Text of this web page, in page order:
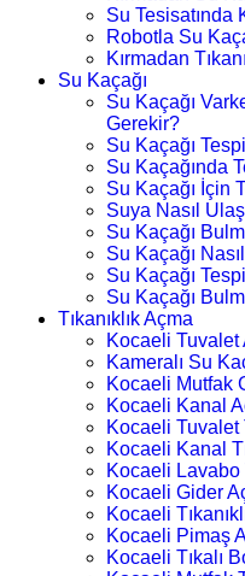
Su Tesisatında
Robotla Su
Kırmadan
Su Kaçağı
Su Kaçağı
Gerekir?
Su Kaçağı
Su Kaçağında
Su Kaçağı İçin
Suya Nasıl
Su Kaçağı
Su Kaçağı
Su Kaçağı
Su Kaçağı
Tıkanıklık Açma
Kocaeli Tuvalet
Kameralı Su
Kocaeli Mutfak
Kocaeli Kanal
Kocaeli Tuvalet
Kocaeli Kanal
Kocaeli Lavabo
Kocaeli Gider
Kocaeli
Kocaeli Pimaş
Kocaeli Tıkalı